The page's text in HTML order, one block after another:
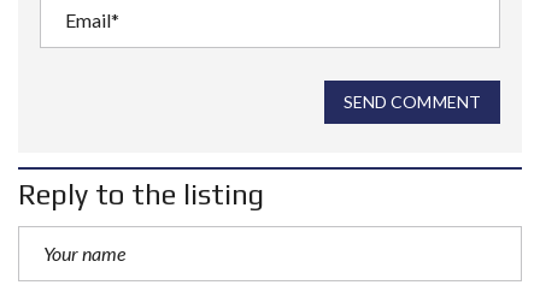
SEND COMMENT
Reply to the listing